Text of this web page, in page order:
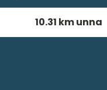
10.31 km unna